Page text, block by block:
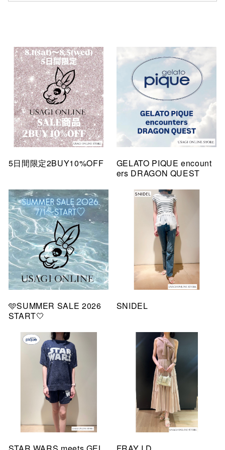
5日間限定2BUY10%OFF
GELATO PIQUE encount
ers DRAGON QUEST
🩵SUMMER SALE 2026
START🤍
SNIDEL